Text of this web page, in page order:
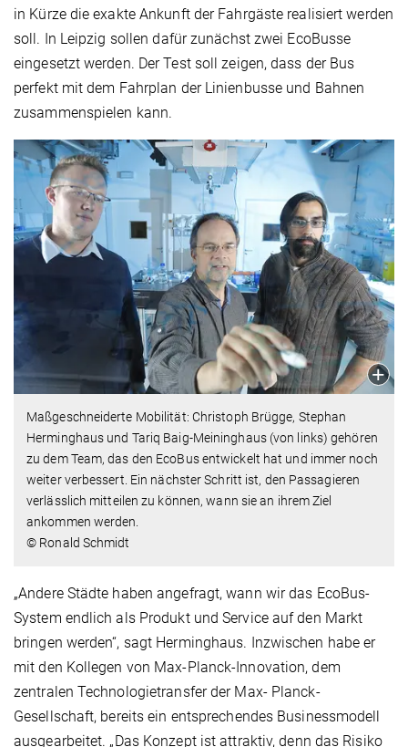
in Kürze die exakte Ankunft der Fahrgäste realisiert werden
soll. In Leipzig sollen dafür zunächst zwei EcoBusse
eingesetzt werden. Der Test soll zeigen, dass der Bus
perfekt mit dem Fahrplan der Linienbusse und Bahnen
zusammenspielen kann.
Maßgeschneiderte Mobilität: Christoph Brügge, Stephan
Herminghaus und Tariq Baig-Meininghaus (von links) gehören
zu dem Team, das den EcoBus entwickelt hat und immer noch
weiter verbessert. Ein nächster Schritt ist, den Passagieren
verlässlich mitteilen zu können, wann sie an ihrem Ziel
ankommen werden.
© Ronald Schmidt
„Andere Städte haben angefragt, wann wir das EcoBus-
System endlich als Produkt und Service auf den Markt
bringen werden“, sagt Herminghaus. Inzwischen habe er
mit den Kollegen von Max-Planck-Innovation, dem
zentralen Technologietransfer der Max- Planck-
Gesellschaft, bereits ein entsprechendes Businessmodell
ausgearbeitet. „Das Konzept ist attraktiv, denn das Risiko